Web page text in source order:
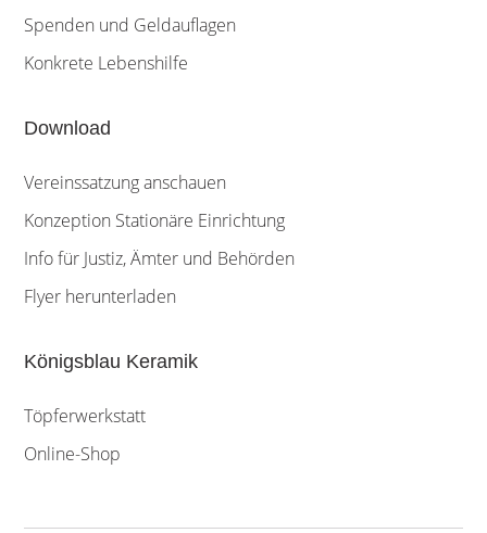
Spenden und Geldauflagen
Konkrete Lebenshilfe
Download
Vereinssatzung anschauen
Konzeption Stationäre Einrichtung
Info für Justiz, Ämter und Behörden
Flyer herunterladen
Königsblau Keramik
Töpferwerkstatt
Online-Shop